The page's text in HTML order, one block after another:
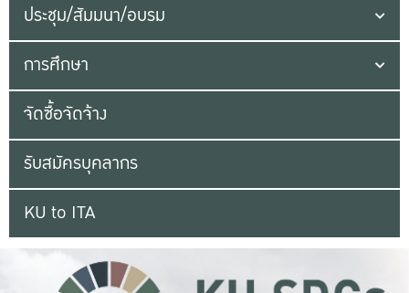
ประชุม/สัมมนา/อบรม
การศึกษา
จัดซื้อจัดจ้าง
รับสมัครบุคลากร
KU to ITA